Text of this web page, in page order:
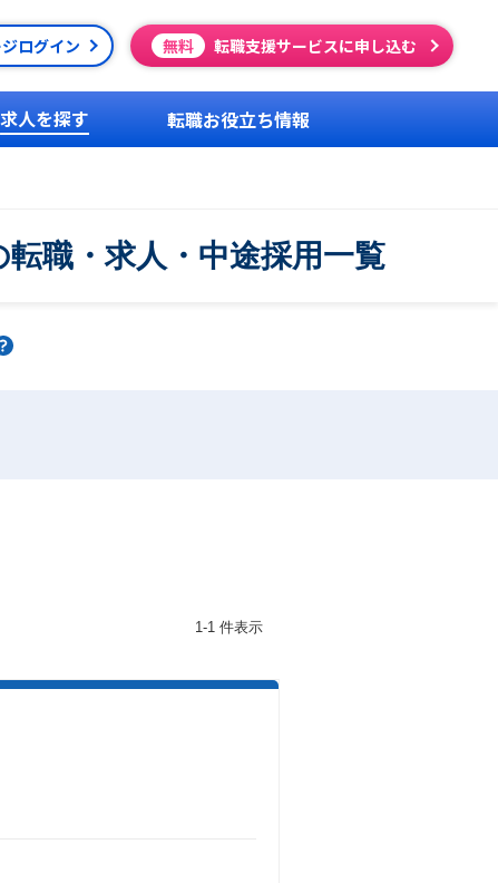
ログイン 無料 転職支援サービスに申し込む
求人を探す 転職お役立ち情報
職・求人・中途採用一覧
1-1 件表示